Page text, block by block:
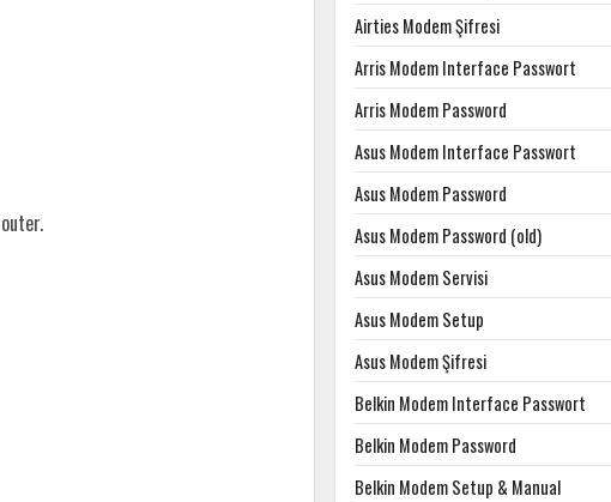
Airties Modem Şifresi
Arris Modem Interface Passwort
Arris Modem Password
Asus Modem Interface Passwort
Asus Modem Password
Asus Modem Password (old)
Asus Modem Servisi
Asus Modem Setup
Asus Modem Şifresi
Belkin Modem Interface Passwort
Belkin Modem Password
Belkin Modem Setup & Manual